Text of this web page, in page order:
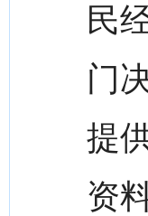
民
门
提
资